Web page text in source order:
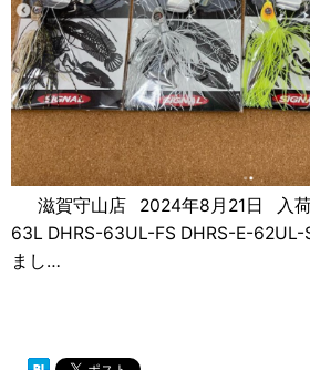
滋賀守山店 2024年8月21日 入荷
63L DHRS-63UL-FS DHRS-E-62UL-
まし…